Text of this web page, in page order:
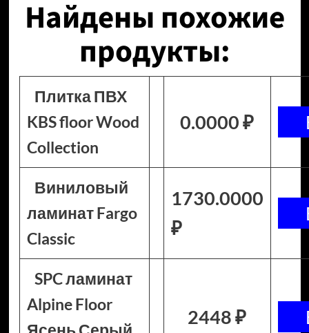
Найдены похожие
продукты:
Плитка ПВХ
KBS floor Wood
Collection
0.0000 ₽
Виниловый
ламинат Fargo
Classic
1730.0000
₽
SPC ламинат
Alpine Floor
2448 ₽